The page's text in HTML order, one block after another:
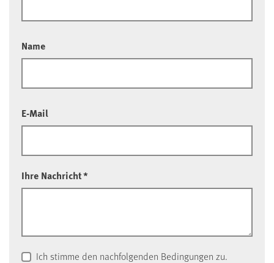
Name
E-Mail
Ihre Nachricht*
Ich stimme den nachfolgenden Bedingungen zu.